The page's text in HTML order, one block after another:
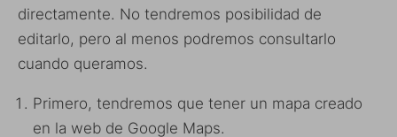
directamente. No tendremos posibilidad de
editarlo, pero al menos podremos consultarlo
cuando queramos.
Primero, tendremos que tener un mapa creado
en la web de Google Maps.